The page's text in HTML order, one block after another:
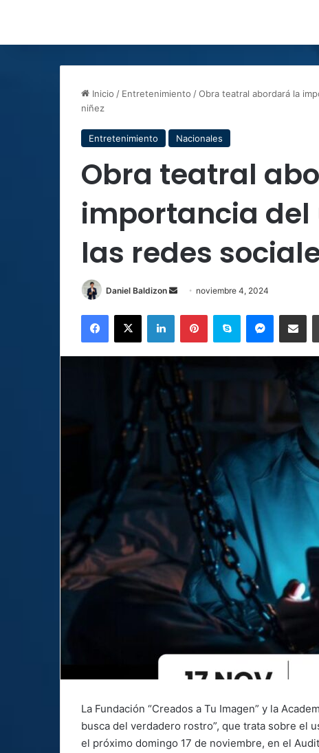
Inicio / Entretenimiento /Obra teatral abordará la
niñez
Entretenimiento Nacionales
Obra teatral
importancia del
las redes
Daniel Baldizon
Send
email
noviembre 4, 2024
Facebook
X LinkedInPinterestSkype
La Fundación “Creados a Tu Imagen” y la
busca del verdadero rostro”, que trata sobre el
el próximo domingo 17 de noviembre, en el